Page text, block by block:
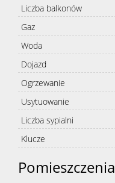
Liczba balkonów
Gaz
Woda
Dojazd
Ogrzewanie
Usytuowanie
Liczba sypialni
Klucze
Pomieszczenia